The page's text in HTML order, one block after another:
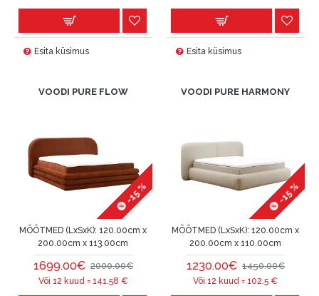
Esita küsimus Esita küsimus
VOODI PURE FLOW
-15 %
MÕÕTMED (LxSxK): 120.00cm x
200.00cm x 113.00cm
1699.00€ 2000.00€
Või 12 kuud = 141.58 €
VOODI PURE HARMONY
-15 %
MÕÕTMED (LxSxK): 120.00cm x
200.00cm x 110.00cm
1230.00€ 1450.00€
Või 12 kuud =102.5 €